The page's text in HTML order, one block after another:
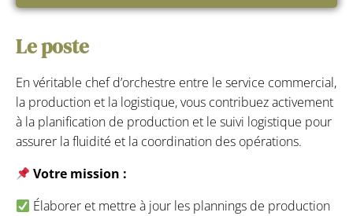
Le poste
En véritable chef d’orchestre entre le service commercial,
la production et la logistique, vous contribuez activement
à la planification de production et le suivi logistique pour
assurer la fluidité et la coordination des opérations.
Votre mission :
Élaborer et mettre à jour les plannings de production